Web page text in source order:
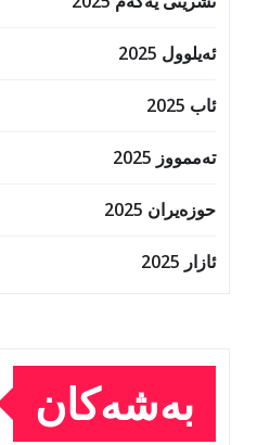
ئەیلوول 2025
ئاب 2025
تەممووز 2025
حوزه‌یران 2025
ئازار 2025
بەشەکان